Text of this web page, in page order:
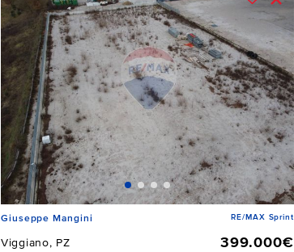
Giuseppe Mangini RE/MAX Sprint
Viggiano, PZ
399.000€